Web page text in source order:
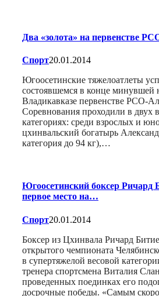
Два «золота» на первенстве
Спорт20.01.2014
Югоосетинские тяжелоатлеты
состоявшемся в конце минувшей
Владикавказе первенстве РСО-
Соревнования проходили в двух
категориях: среди взрослых и
цхинвальский богатырь
категория до 94 кг),…
Югоосетинский боксер Ричард
первое место на…
Спорт20.01.2014
Боксер из Цхинвала Ричард
открытого чемпионата
в супертяжелой весовой
тренера спортсмена Виталия
проведенных поединках его
досрочные победы. «Самым